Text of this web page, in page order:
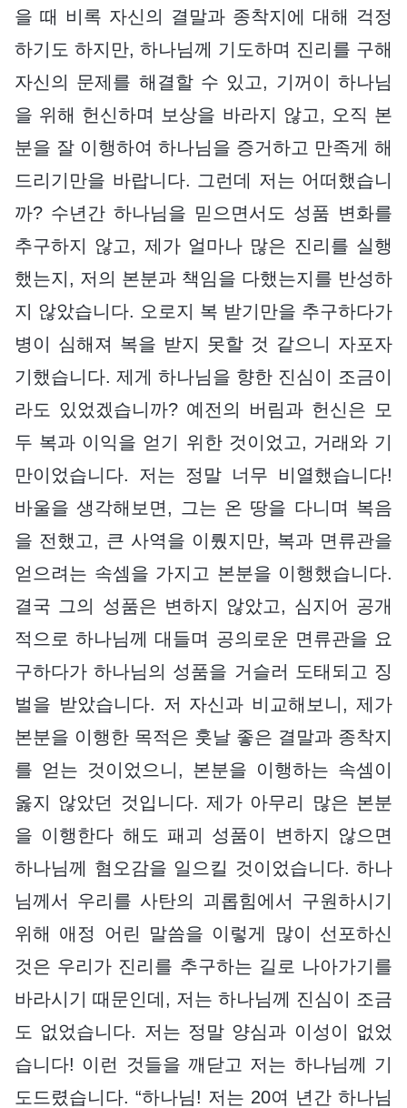
을 때 비록 자신의 결말과 종착지에 대해 걱정
하기도 하지만, 하나님께 기도하며 진리를 구해
자신의 문제를 해결할 수 있고, 기꺼이 하나님
을 위해 헌신하며 보상을 바라지 않고, 오직 본
분을 잘 이행하여 하나님을 증거하고 만족게 해
드리기만을 바랍니다. 그런데 저는 어떠했습니
까? 수년간 하나님을 믿으면서도 성품 변화를
추구하지 않고, 제가 얼마나 많은 진리를 실행
했는지, 저의 본분과 책임을 다했는지를 반성하
지 않았습니다. 오로지 복 받기만을 추구하다가
병이 심해져 복을 받지 못할 것 같으니 자포자
기했습니다. 제게 하나님을 향한 진심이 조금이
라도 있었겠습니까? 예전의 버림과 헌신은 모
두 복과 이익을 얻기 위한 것이었고, 거래와 기
만이었습니다. 저는 정말 너무 비열했습니다!
바울을 생각해보면, 그는 온 땅을 다니며 복음
을 전했고, 큰 사역을 이뤘지만, 복과 면류관을
얻으려는 속셈을 가지고 본분을 이행했습니다.
결국 그의 성품은 변하지 않았고, 심지어 공개
적으로 하나님께 대들며 공의로운 면류관을 요
구하다가 하나님의 성품을 거슬러 도태되고 징
벌을 받았습니다. 저 자신과 비교해보니, 제가
본분을 이행한 목적은 훗날 좋은 결말과 종착지
를 얻는 것이었으니, 본분을 이행하는 속셈이
옳지 않았던 것입니다. 제가 아무리 많은 본분
을 이행한다 해도 패괴 성품이 변하지 않으면
하나님께 혐오감을 일으킬 것이었습니다. 하나
님께서 우리를 사탄의 괴롭힘에서 구원하시기
위해 애정 어린 말씀을 이렇게 많이 선포하신
것은 우리가 진리를 추구하는 길로 나아가기를
바라시기 때문인데, 저는 하나님께 진심이 조금
도 없었습니다. 저는 정말 양심과 이성이 없었
습니다! 이런 것들을 깨닫고 저는 하나님께 기
도드렸습니다. “하나님! 저는 20여 년간 하나님